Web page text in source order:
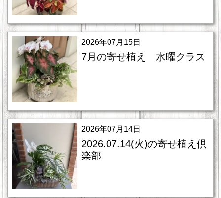
2026年07月15日
7月の寄せ植え 水曜クラス
2026年07月14日
2026.07.14(火)の寄せ植え倶
楽部